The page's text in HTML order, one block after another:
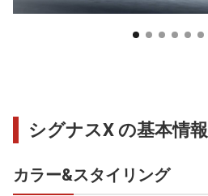
シグナスX の基本情報
カラー&スタイリング